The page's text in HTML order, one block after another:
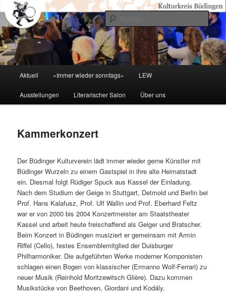
primären
Inhalt
springenKulturkreis Buedingen
Aktuell »Immer wieder sonntags« LEW
Ausstellungen Literarischer Salon Über uns
Kammerkonzert
Der Büdinger Kulturverein lädt immer wieder gerne Künstler mit
Büdinger Wurzeln zu einem Gastspiel in ihre alte Heimatstadt
ein. Diesmal folgt Rüdiger Spuck aus Kassel derEinladung.
Nach dem Studium der Geige in Stuttgart, Detmold und Berlin bei
Prof. Hans Kalafusz, Prof. Ulf Wallin und Prof. Eberhard Feltz
war er von 2000 bis 2004 Konzertmeister am Staatstheater
Kassel und arbeit heute freischaffend als Geiger und Bratscher.
Beim Konzert in Büdingen musiziert er gemeinsam mit Armin
Riffel (Cello), festes Ensemblemitglied der Duisburger
Philharmoniker. Die aufgeführten Werke moderner Komponisten
schlagen einen Bogen von klassischer (Ermanno Wolf-Ferrari) zu
neuer Musik (Reinhold Moritzewitsch Glière). Dazu kommen
Musikstücke von Beethoven, Giordani und Kodály.